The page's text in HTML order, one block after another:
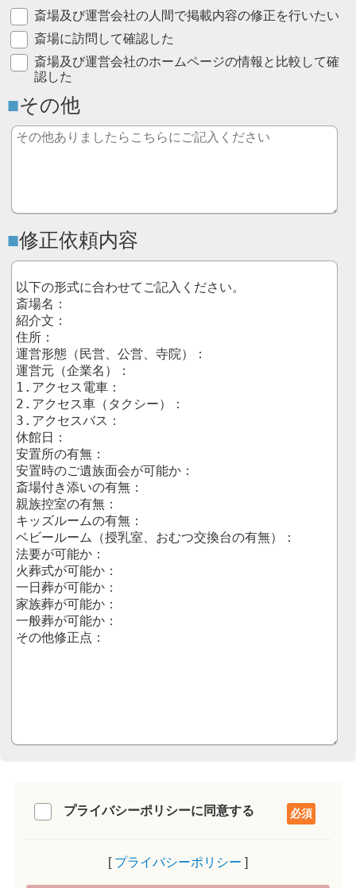
斎場及び運営会社の人間で掲載内容の修正を行いたい
斎場に訪問して確認した
斎場及び運営会社のホームページの情報と比較して確
認した
その他
修正依頼内容
プライバシーポリシーに同意する
プライバシーポリシー